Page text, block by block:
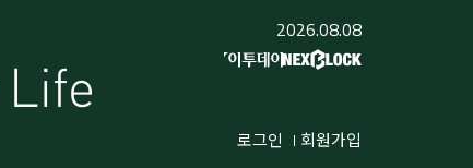
2026.08.08
로그인 회원가입